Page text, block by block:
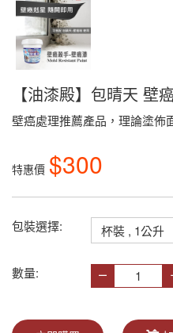
【油漆殿】包晴天 壁
壁癌處理推薦產品，理論塗佈
特惠價 $300
包裝選擇: 杯裝 , 1公升
數量: –